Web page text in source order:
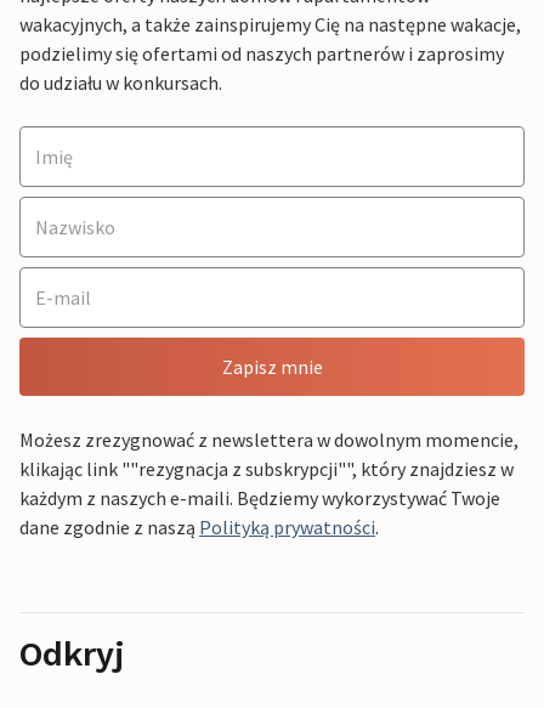
wakacyjnych, a także zainspirujemy Cię na następne wakacje,
podzielimy się ofertami od naszych partnerów i zaprosimy
do udziału w konkursach.
Zapisz mnie
Możesz zrezygnować z newslettera w dowolnym momencie,
klikając link ""rezygnacja z subskrypcji"", który znajdziesz w
każdym z naszych e-maili. Będziemy wykorzystywać Twoje
dane zgodnie z naszą Polityką prywatności.
Odkryj